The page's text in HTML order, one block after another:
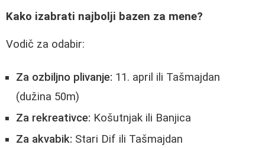
Kako izabrati najbolji bazen za mene?
Vodič za odabir:
Za ozbiljno plivanje: 11. april ili Tašmajdan
(dužina 50m)
Za rekreativce: Košutnjak ili Banjica
Za akvabik: Stari Dif ili Tašmajdan